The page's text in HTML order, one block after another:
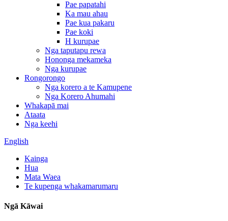
Pae papatahi
Ka mau ahau
Pae kua pakaru
Pae koki
H kurupae
Nga taputapu rewa
Hononga mekameka
Nga kurupae
Rongorongo
Nga korero a te Kamupene
Nga Korero Ahumahi
Whakapā mai
Ataata
Nga keehi
English
Kainga
Hua
Mata Waea
Te kupenga whakamarumaru
Ngā Kāwai